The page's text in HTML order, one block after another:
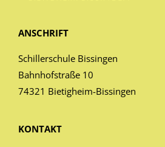
ANSCHRIFT
Schillerschule Bissingen
Bahnhofstraße 10
74321 Bietigheim-Bissingen
KONTAKT